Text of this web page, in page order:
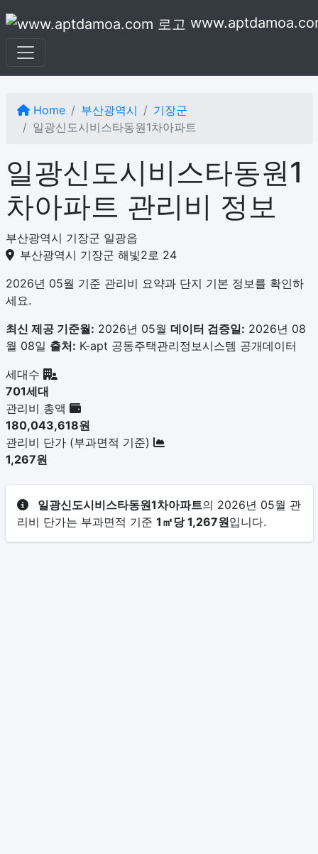
Home 부산광역시
기장군
일광신도시비스타동원1차아파트
일광신도시비스타동원1
차아파트 관리비 정보
부산광역시 기장군 일광읍
부산광역시 기장군 해빛2로 24
2026년 05월 기준 관리비 요약과 단지 기본 정보를 확인하
세요.
최신 제공 기준월: 2026년 05월 데이터 검증일: 2026년 08
월 08일 출처: K-apt 공동주택관리정보시스템 공개데이터
세대수
701세대
관리비 총액
180,043,618원
관리비 단가 (부과면적 기준)
1,267원
일광신도시비스타동원1차아파트의 2026년 05월 관
리비 단가는 부과면적 기준 1㎡당 1,267원입니다.